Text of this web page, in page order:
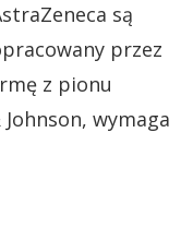
są
przez
z pionu
wymaga